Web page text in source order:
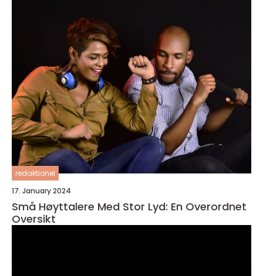
redaktionel
17. January 2024
Små Høyttalere Med Stor Lyd: En Overordnet
Oversikt